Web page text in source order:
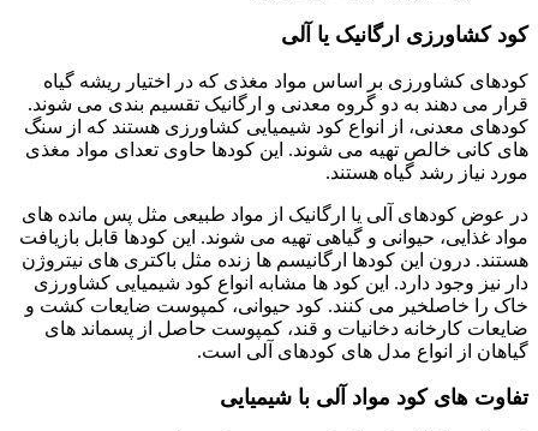
کود کشاورزی ارگانیک یا آلی
کودهای کشاورزی بر اساس مواد مغذی که در اختیار ریشه گیاه
قرار می دهند به دو گروه معدنی و ارگانیک تقسیم بندی می شوند.
کودهای معدنی، از انواع کود شیمیایی کشاورزی هستند که از سنگ
های کانی خالص تهیه می شوند. این کودها حاوی تعدای مواد مغذی
مورد نیاز رشد گیاه هستند.
در عوض کودهای آلی یا ارگانیک از مواد طبیعی مثل پس مانده های
مواد غذایی، حیوانی و گیاهی تهیه می شوند. این کودها قابل بازیافت
هستند. درون این کودها ارگانیسم ها زنده مثل باکتری های نیتروژن
دار نیز وجود دارد. این کود ها مشابه انواع کود شیمیایی کشاورزی
خاک را خاصلخیر می کنند. کود حیوانی، کمپوست ضایعات کشت و
ضایعات کارخانه دخانیات و قند، کمپوست حاصل از پسماند های
گیاهان از انواع مدل های کودهای آلی است.
تفاوت های کود مواد آلی با شیمیایی